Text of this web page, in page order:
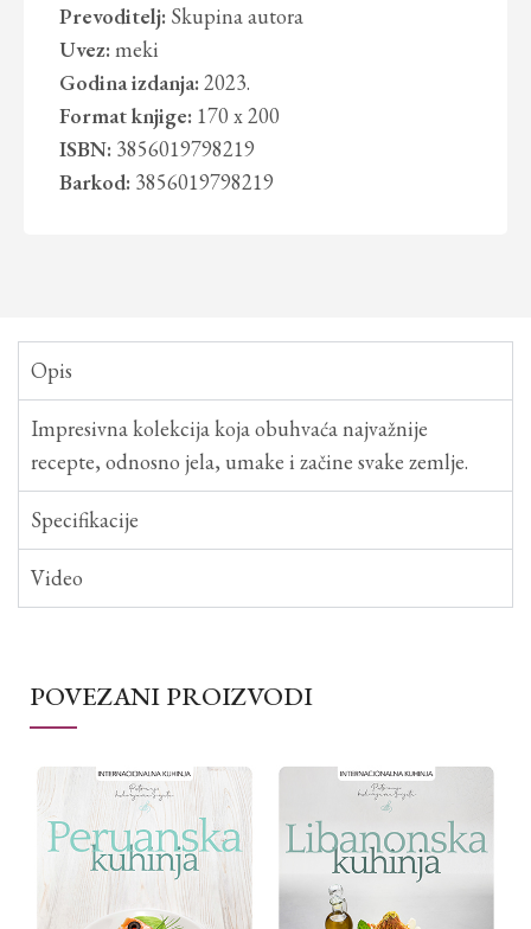
Prevoditelj: Skupina autora
Uvez: meki
Godina izdanja: 2023.
Format knjige: 170 x 200
ISBN: 3856019798219
Barkod: 3856019798219
Opis
Impresivna kolekcija koja obuhvaća najvažnije
recepte, odnosno jela, umake i začine svake zemlje.
Specifikacije
Video
POVEZANI PROIZVODI